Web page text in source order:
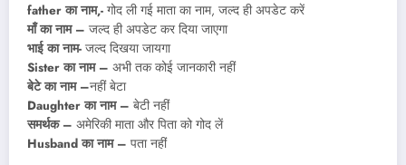
father का नाम,- गोद ली गई माता का नाम, जल्द ही अपडेट करें
माँ का नाम – जल्द ही अपडेट कर दिया जाएगा
भाई का नाम- जल्द दिखया जायगा
Sister का नाम – अभी तक कोई जानकारी नहीं
बेटे का नाम –नहीं बेटा
Daughter का नाम – बेटी नहीं
समर्थक – अमेरिकी माता और पिता को गोद लें
Husband का नाम – पता नहीं